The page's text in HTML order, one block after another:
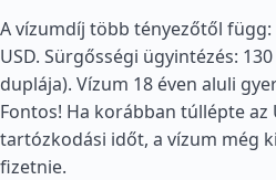
A vízumdíj több tényezőtől
USD. Sürgősségi ügyintézés:
duplája). Vízum 18 éven aluli
Fontos! Ha korábban túllépte
tartózkodási időt, a vízum még
fizetnie.